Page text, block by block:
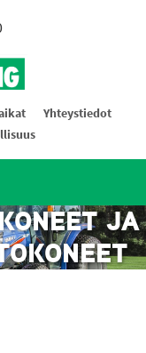
Yhteystiedot
JA